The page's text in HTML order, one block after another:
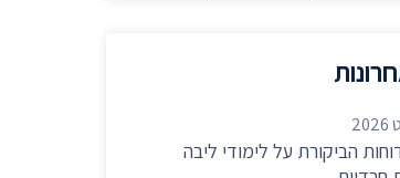
× הביקורת על לימודי ליבה